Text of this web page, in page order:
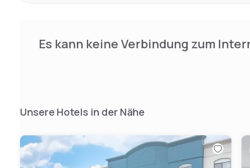
Es kann keine Verbindung zum
Unsere Hotels in der Nähe